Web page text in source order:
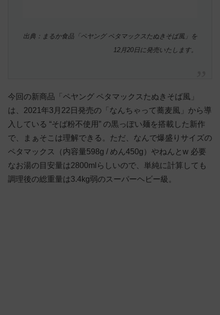
出典：まるか食品「ペヤング ペタマックスたぬきそば風」を
12月20日に発売いたします。
今回の新商品「ペヤング ペタマックスたぬきそば風」
は、2021年3月22日発売の「なんちゃって蕎麦風」から導
入している “そば粉不使用” の黒っぽい麺を搭載した新作
で、まぁそこは理解できる。ただ、なんで爆盛りサイズの
ペタマックス（内容量598g / めん450g）やねんとw 必要
なお湯の目安量は2800mlらしいので、単純に計算しても
調理後の総重量は3.4kg弱のスーパーヘビー級。